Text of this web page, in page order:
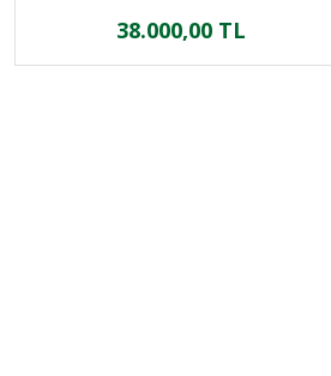
38.000,00 TL